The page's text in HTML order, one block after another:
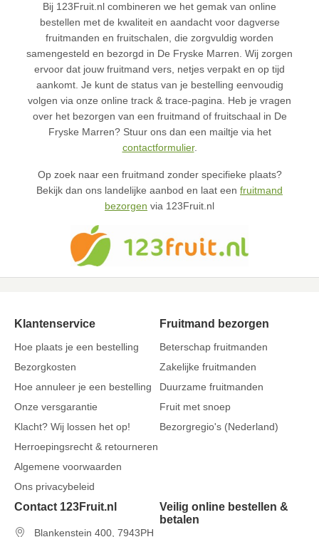
Bij 123Fruit.nl combineren we het gemak van online
bestellen met de kwaliteit en aandacht voor dagverse
fruitmanden en fruitschalen, die zorgvuldig worden
samengesteld en bezorgd in De Fryske Marren. Wij zorgen
ervoor dat jouw fruitmand vers, netjes verpakt en op tijd
aankomt. Je kunt de status van je bestelling eenvoudig
volgen via onze online track & trace-pagina. Heb je vragen
over het bezorgen van een fruitmand of fruitschaal in De
Fryske Marren? Stuur ons dan een mailtje via het
contactformulier.
Op zoek naar een fruitmand zonder specifieke plaats?
Bekijk dan ons landelijke aanbod en laat een fruitmand
bezorgen via 123Fruit.nl
Klantenservice
Hoe plaats je een bestelling
Bezorgkosten
Hoe annuleer je een bestelling
Onze versgarantie
Klacht? Wij lossen het op!
Herroepingsrecht & retourneren
Algemene voorwaarden
Ons privacybeleid
Fruitmand bezorgen
Beterschap fruitmanden
Zakelijke fruitmanden
Duurzame fruitmanden
Fruit met snoep
Bezorgregio's (Nederland)
Contact 123Fruit.nl
Blankenstein 400, 7943PH
Veilig online bestellen &
betalen